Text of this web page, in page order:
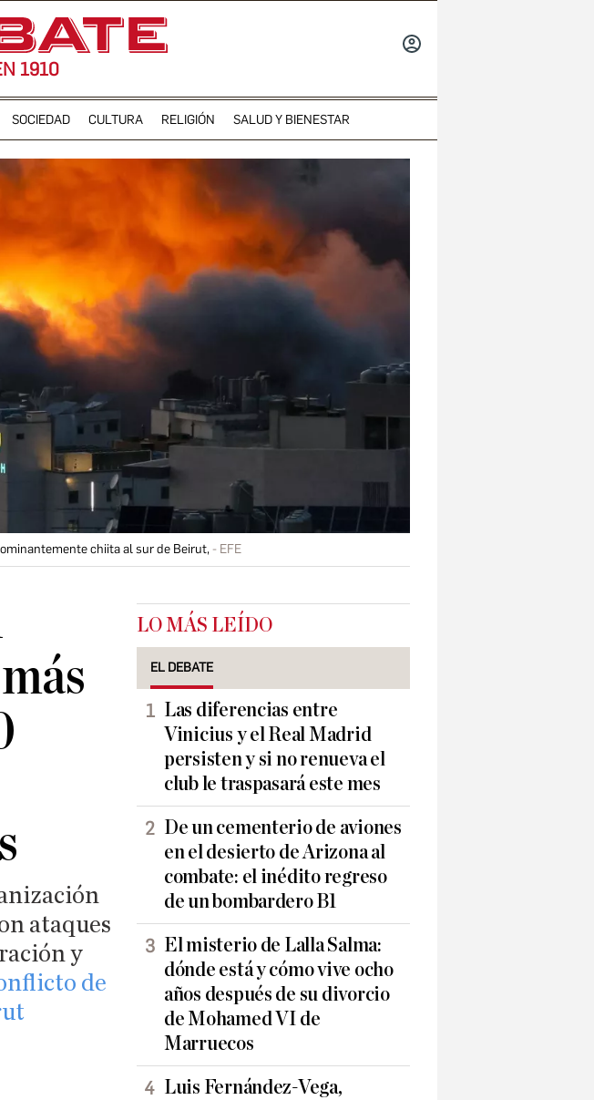
1910
SOCIEDAD CULTURA RELIGIÓN SALUD Y BIENESTAR
chiita al sur de Beirut, EFE
ataques
y
de
LO MÁS LEÍDO
EL DEBATE
Las diferencias entre
Vinicius y el Real Madrid
persisten y si no renueva el
club le traspasará este mes
De un cementerio de aviones
en el desierto de Arizona al
combate: el inédito regreso
de un bombardero B1
El misterio de Lalla Salma:
dónde está y cómo vive ocho
años después de su divorcio
de Mohamed VI de
Marruecos
Luis Fernández-Vega,